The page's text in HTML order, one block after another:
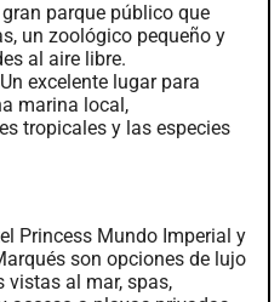
gran parque público que
un zoológico pequeño y
al aire libre.
excelente lugar para
marina local,
tropicales y las especies
Princess Mundo Imperial y
son opciones de lujo
vistas al mar, spas,